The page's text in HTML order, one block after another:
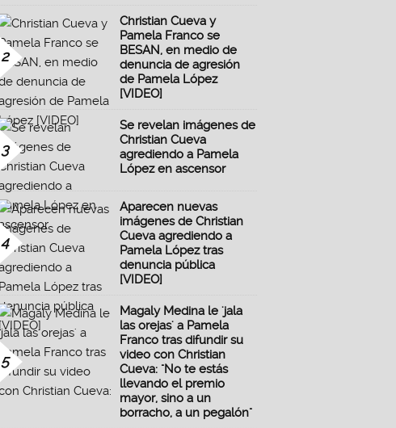
2
Christian Cueva y
Pamela Franco se
BESAN, en medio de
denuncia de agresión
de Pamela López
[VIDEO]
3
Se revelan imágenes de
Christian Cueva
agrediendo a Pamela
López en ascensor
4
Aparecen nuevas
imágenes de Christian
Cueva agrediendo a
Pamela López tras
denuncia pública
[VIDEO]
5
Magaly Medina le 'jala
las orejas' a Pamela
Franco tras difundir su
video con Christian
Cueva: "No te estás
llevando el premio
mayor, sino a un
borracho, a un pegalón"